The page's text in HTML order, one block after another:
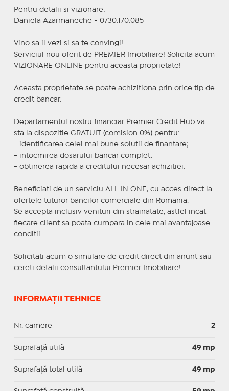
Pentru detalii si vizionare:
Daniela Azarmaneche - 0730.170.085
Vino sa il vezi si sa te convingi!
Serviciul nou oferit de PREMIER Imobiliare! Solicita acum
VIZIONARE ONLINE pentru aceasta proprietate!
Aceasta proprietate se poate achizitiona prin orice tip de
credit bancar.
Departamentul nostru financiar Premier Credit Hub va
sta la dispozitie GRATUIT (comision 0%) pentru:
- identificarea celei mai bune solutii de finantare;
- intocmirea dosarului bancar complet;
- obtinerea rapida a creditului necesar achizitiei.
Beneficiati de un serviciu ALL IN ONE, cu acces direct la
ofertele tuturor bancilor comerciale din Romania.
Se accepta inclusiv venituri din strainatate, astfel incat
fiecare client sa poata cumpara in cele mai avantajoase
conditii.
Solicitati acum o simulare de credit direct din anunt sau
cereti detalii consultantului Premier Imobiliare!
INFORMAȚII TEHNICE
Nr. camere 2
Suprafaţă utilă 49 mp
Suprafaţă total utilă 49 mp